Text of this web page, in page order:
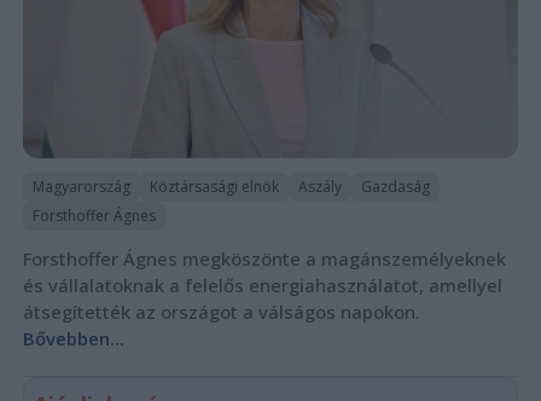
Magyarország Köztársasági elnök Aszály
Gazdaság
Forsthoffer Ágnes
Forsthoffer Ágnes megköszönte a magánszemélyeknek
és vállalatoknak a felelős energiahasználatot, amellyel
átsegítették az országot a válságos napokon.
Bővebben...